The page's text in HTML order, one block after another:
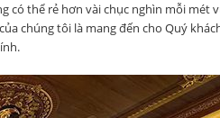
thể rẻ hơn vài chục nghìn mỗi mét
chúng tôi là mang đến cho Quý